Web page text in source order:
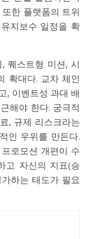
한 플랫폼의 트위
지보수 일정을 확
퀘스트형 미션, 시
확대다. 교차 체인
, 이벤트성 과대 배
해야 한다. 궁극적
, 규제 리스크라는
인 우위를 만든다.
로모션 개편이 수
고 자신의 지표(승
하는 태도가 필요